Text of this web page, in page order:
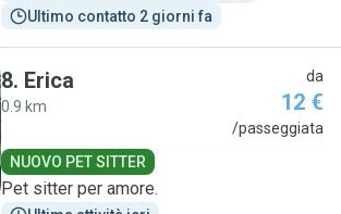
Ultimo contatto 2 giorni fa
8. Erica
0.9 km
da
12 €
/passeggiata
NUOVO PET SITTER
Pet sitter per amore.